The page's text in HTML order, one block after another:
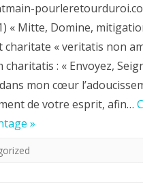
DE
PONTMAIN
n°
13
Appel
« Mitte, Domine,
charitate « veritatis non
charitatis : « Envoyez,
mon cœur
de votre esprit, afin…
»